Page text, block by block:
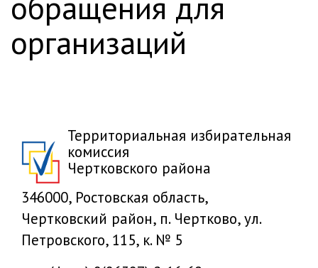
организаций
Территориальная избирательная
комиссия
Чертковского района
346000, Ростовская область,
Чертковский район, п. Чертково, ул.
Петровского, 115, к. № 5